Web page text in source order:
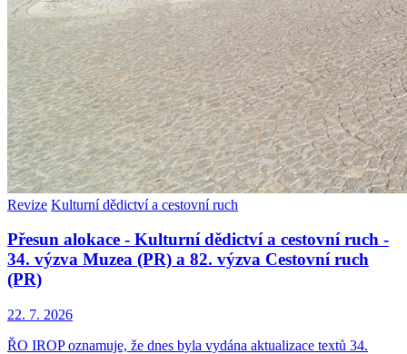
Revize Kulturní dědictví a cestovní ruch
Přesun alokace - Kulturní dědictví a cestovní ruch -
34. výzva Muzea (PR) a 82. výzva Cestovní ruch
(PR)
22. 7. 2026
ŘO IROP oznamuje, že dnes byla vydána aktualizace textů 34.